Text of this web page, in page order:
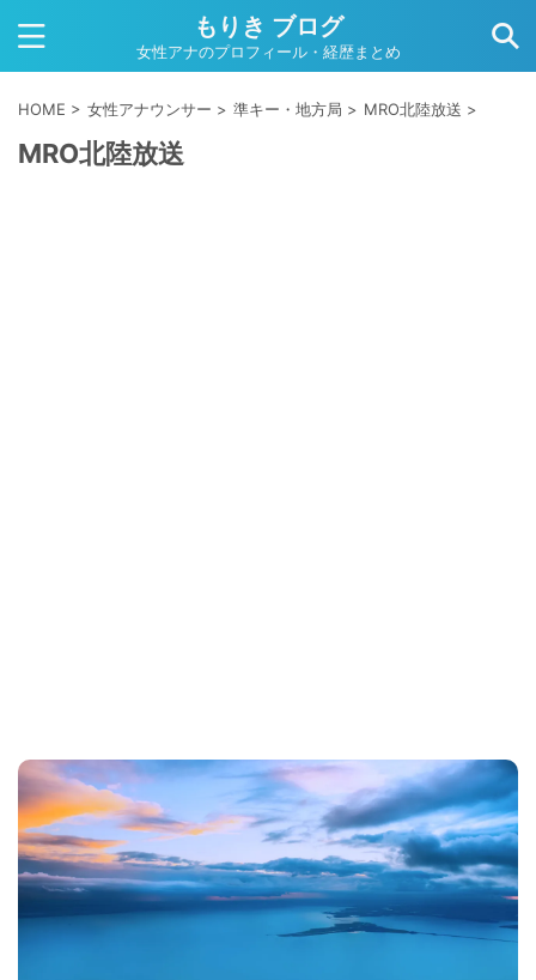
もりき ブログ
女性アナのプロフィール・経歴まとめ
HOME > 女性アナウンサー > 準キー・地方局 > MRO北陸放送 >
MRO北陸放送